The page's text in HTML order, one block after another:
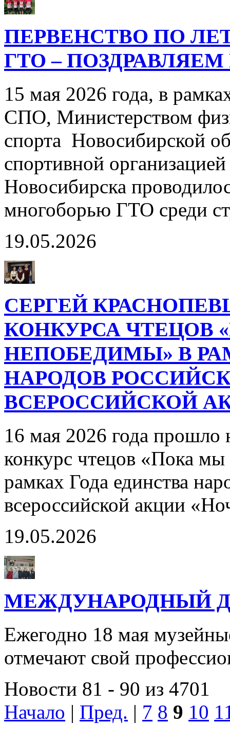
ПЕРВЕНСТВО ПО
ГТО –
15 мая 2026 года, в
СПО, Министерством
спорта Новосибирской
спортивной
Новосибирска
многоборью ГТО среди
19.05.2026
СЕРГЕЙ
КОНКУРСА ЧТЕЦОВ
НЕПОБЕДИМЫ» В
НАРОДОВ
ВСЕРОССИЙСКОЙ
16 мая 2026 года прошло
конкурс чтецов «Пока
рамках Года единства
всероссийской акции
19.05.2026
МЕЖДУНАРОДНЫЙ
Ежегодно 18 мая
отмечают свой
Новости 81 - 90 из 4701
Начало | Пред. | 7 8 9 10